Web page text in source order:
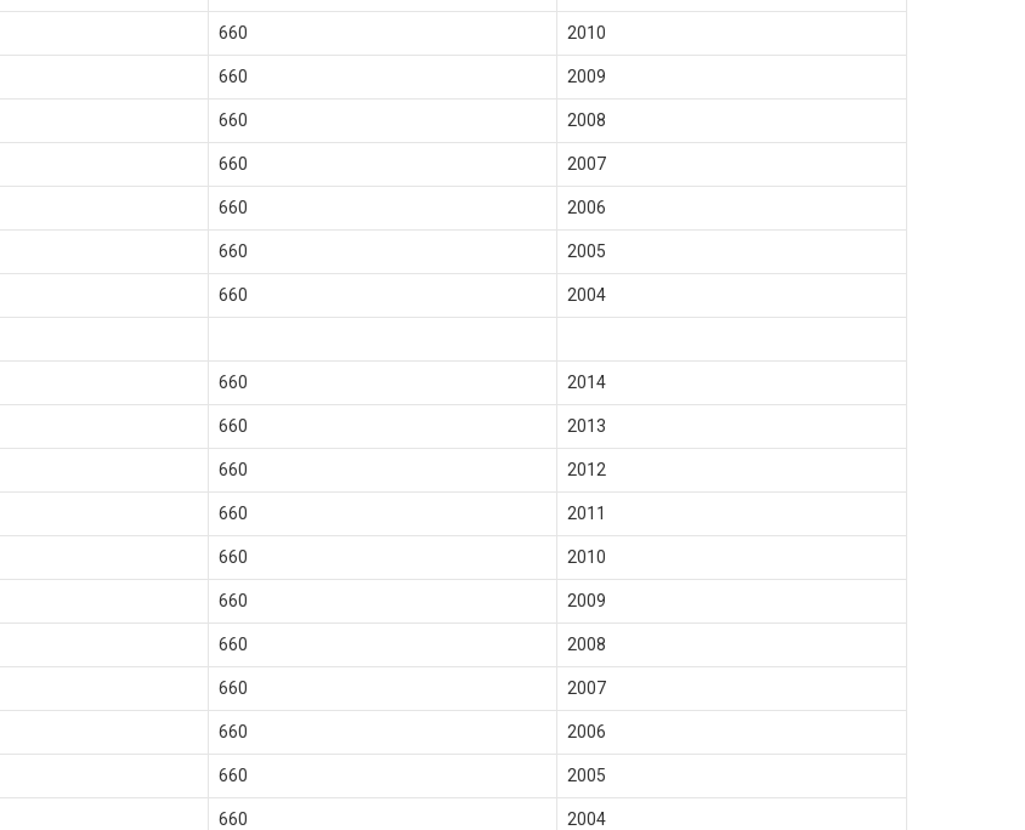
660 2010
660 2009
660 2008
660 2007
660 2006
660 2005
660 2004
660 2014
660 2013
660 2012
660 2011
660 2010
660 2009
660 2008
660 2007
660 2006
660 2005
660 2004